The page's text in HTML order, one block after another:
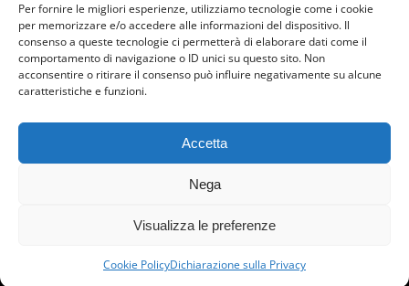
Per fornire le migliori esperienze, utilizziamo tecnologie come i cookie
per memorizzare e/o accedere alle informazioni del dispositivo. Il
consenso a queste tecnologie ci permetterà di elaborare dati come il
comportamento di navigazione o ID unici su questo sito. Non
acconsentire o ritirare il consenso può influire negativamente su alcune
caratteristiche e funzioni.
Accetta
Nega
Visualizza le preferenze
Cookie PolicyDichiarazione sulla Privacy
Responsabile:
Emanuele Pincigher –mtb@oltrefersina.it
cell. +39 349 539 1640
Polisportiva Oltrefersina Associazione Dilettantisticafr. Madrano,
38057 Pergine Valsugana (TN) –
Partita IVA: 00597160225 – Codice Fiscale: 80020800225 –